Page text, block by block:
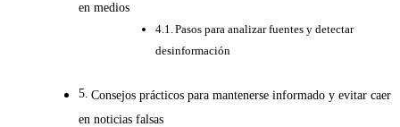
en medios
Pasos para analizar fuentes y detectar
desinformación
Consejos prácticos para mantenerse informado y evitar caer
en noticias falsas